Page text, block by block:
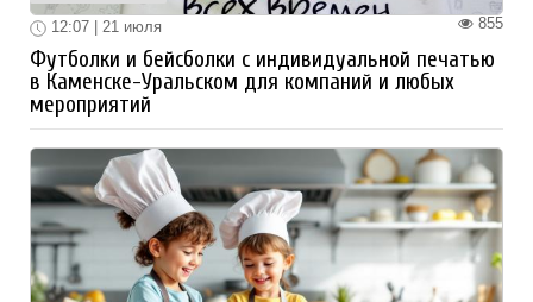
855
12:07 | 21 июля
Футболки и бейсболки с индивидуальной печатью
в Каменске-Уральском для компаний и любых
мероприятий